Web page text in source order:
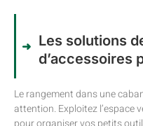
Les solutions
d’accessoires
Le rangement dans une
attention. Exploitez l’espace